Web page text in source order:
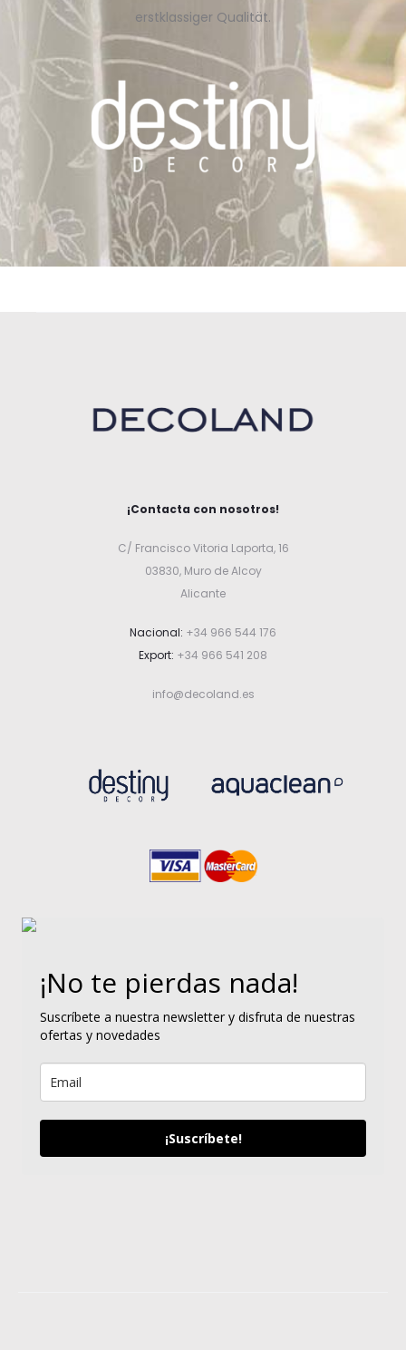
erstklassiger Qualität.
¡Contacta con nosotros!
C/ Francisco Vitoria Laporta, 16
03830, Muro de Alcoy
Alicante
Nacional: +34 966 544 176
Export: +34 966 541 208
info@decoland.es
¡No te pierdas nada!
Suscríbete a nuestra newsletter y disfruta de nuestras
ofertas y novedades
¡Suscríbete!